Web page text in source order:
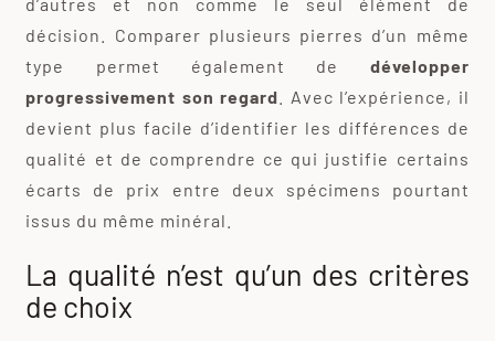
décision. Comparer plusieurs pierres d’un même
type permet également de développer
progressivement son regard . Avec l’expérience, il
devient plus facile d’identifier les différences de
qualité et de comprendre ce qui justifie certains
écarts de prix entre deux spécimens pourtant
issus du même minéral.
La qualité n’est qu’un des critères
de choix